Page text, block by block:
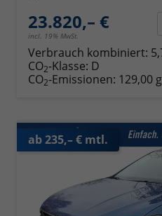
23.820,– €
incl. 19% MwSt.
Verbrauch kombiniert:
CO2-Klasse: D
CO2-Emissionen: 129,00
ab 235,– € mtl.